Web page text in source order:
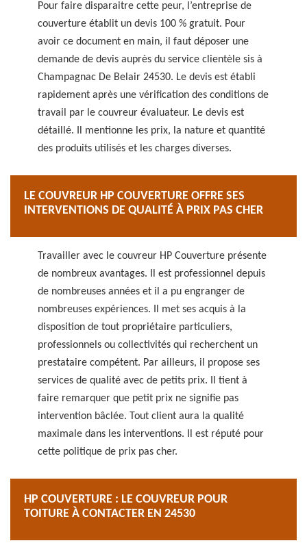
Pour faire disparaitre cette peur, l’entreprise de
couverture établit un devis 100 % gratuit. Pour
avoir ce document en main, il faut déposer une
demande de devis auprès du service clientèle sis à
Champagnac De Belair 24530. Le devis est établi
rapidement après une vérification des conditions de
travail par le couvreur évaluateur. Le devis est
détaillé. Il mentionne les prix, la nature et quantité
des produits utilisés et les charges diverses.
LE COUVREUR HP COUVERTURE OFFRE SES
INTERVENTIONS DE QUALITÉ À PRIX PAS CHER
Travailler avec le couvreur HP Couverture présente
de nombreux avantages. Il est professionnel depuis
de nombreuses années et il a pu engranger de
nombreuses expériences. Il met ses acquis à la
disposition de tout propriétaire particuliers,
professionnels ou collectivités qui recherchent un
prestataire compétent. Par ailleurs, il propose ses
services de qualité avec de petits prix. Il tient à
faire remarquer que petit prix ne signifie pas
intervention bâclée. Tout client aura la qualité
maximale dans les interventions. Il est réputé pour
cette politique de prix pas cher.
HP COUVERTURE : LE COUVREUR POUR
TOITURE À CONTACTER EN 24530